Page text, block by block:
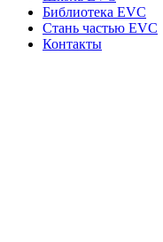
Библиотека EVC
Стань частью EVC
Контакты